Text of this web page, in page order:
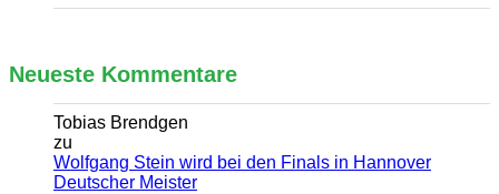
Neueste Kommentare
Tobias Brendgen
zu
Wolfgang Stein wird bei den Finals in Hannover
Deutscher Meister